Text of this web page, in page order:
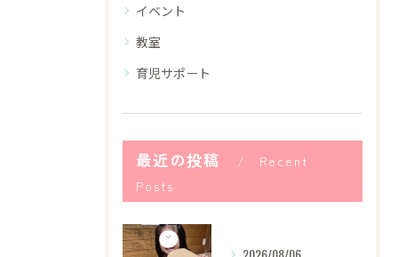
イベント
教室
育児サポート
最近の投稿
Recent
Posts